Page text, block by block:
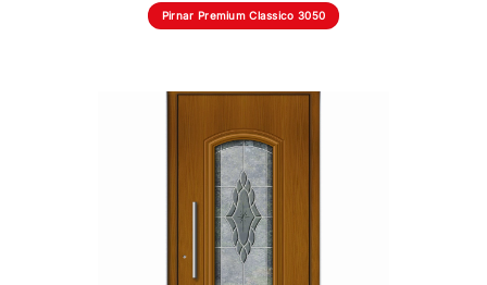
Pirnar Premium Classico 3050